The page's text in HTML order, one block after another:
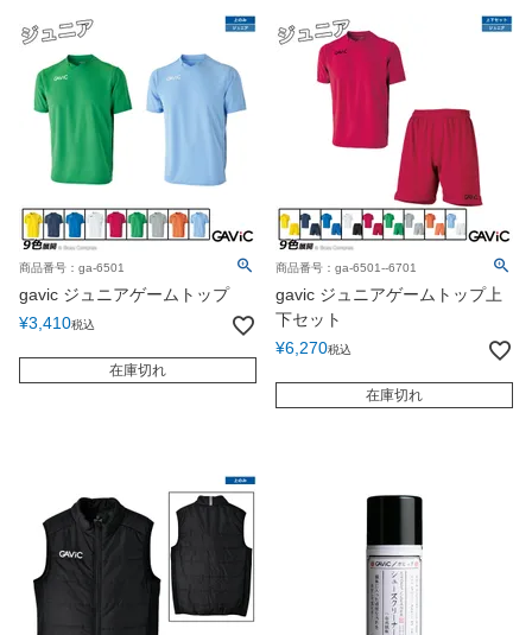
商品番号：ga-6501
gavic ジュニアゲームトップ
¥3,410税込
在庫切れ
商品番号：ga-6501--6701
gavic ジュニアゲームトップ上
下セット
¥6,270税込
在庫切れ